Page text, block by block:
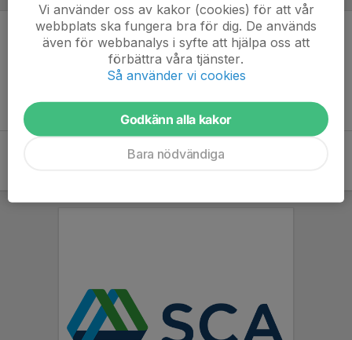
Inget referat skrivet
Vi använder oss av kakor (cookies) för att vår
webbplats ska fungera bra för dig. De används
även för webbanalys i syfte att hjälpa oss att
förbättra våra tjänster.
Så använder vi cookies
Godkänn alla kakor
Bara nödvändiga